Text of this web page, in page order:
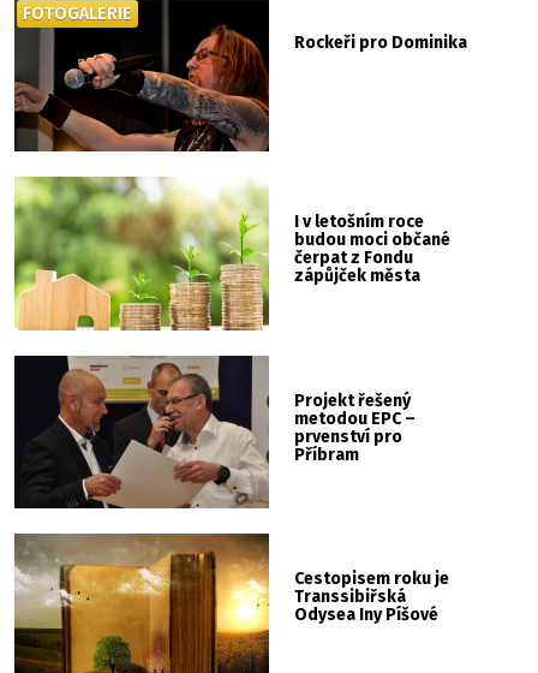
Rockeři pro Dominika
FOTOGALERIE
I v letošním roce
budou moci občané
čerpat z Fondu
zápůjček města
Projekt řešený
metodou EPC –
prvenství pro
Příbram
Cestopisem roku je
Transsibiřská
Odysea Iny Píšové